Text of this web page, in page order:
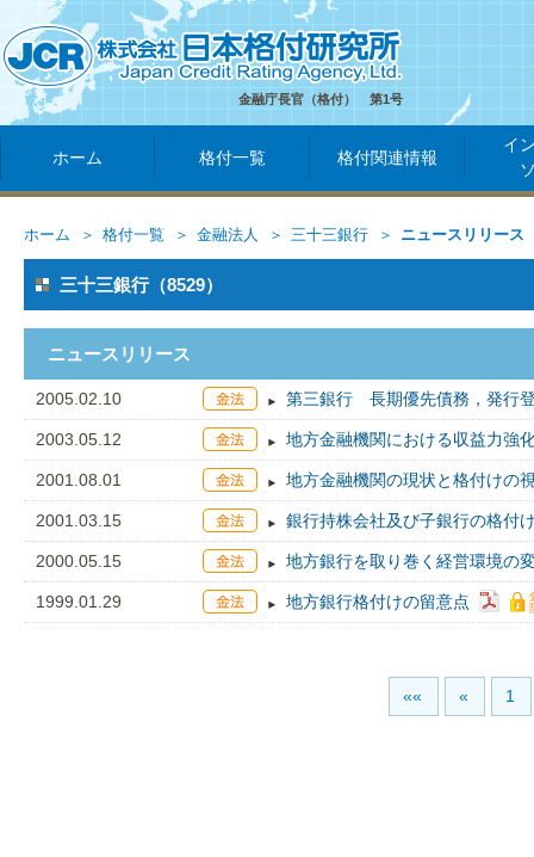
金融庁長官（格付） 第1号
ホーム 格付一覧 格付関連情報
イ
ホーム 格付一覧 金融法人 三十三銀行 ニュースリリース
三十三銀行（8529）
ニュースリリース
2005.02.10 第三銀行 長期優先債務，発行
2003.05.12 地方金融機関における収益力強
2001.08.01 地方金融機関の現状と格付けの
2001.03.15 銀行持株会社及び子銀行の格付
2000.05.15 地方銀行を取り巻く経営環境の
1999.01.29 地方銀行格付けの留意点
«« « 1